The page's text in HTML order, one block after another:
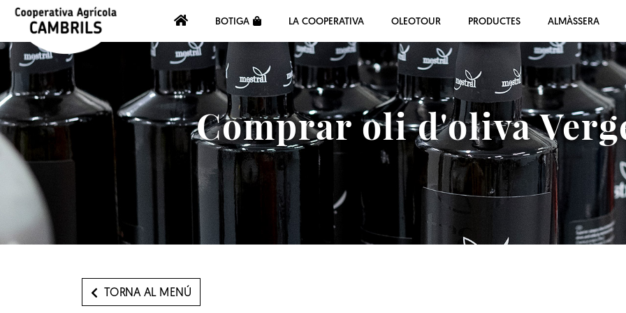
BOTIGA LA COOPERATIVA OLEOTOUR PRODUCTES ALMÀSSERA
Comprar oli d'oliva
TORNA AL MENÚ